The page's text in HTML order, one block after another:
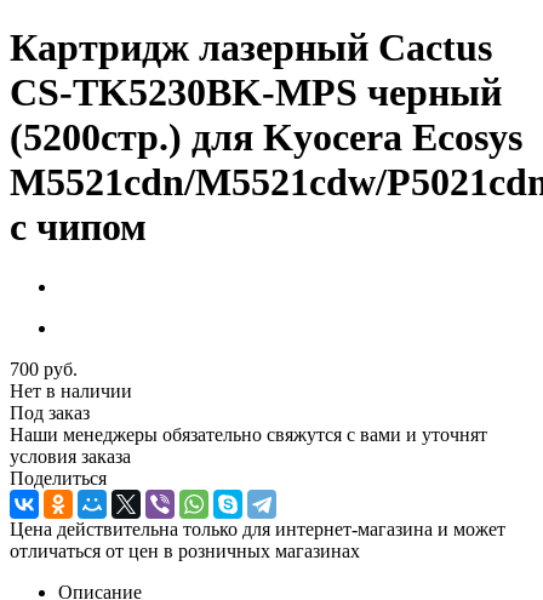
Картридж лазерный Cactus
CS-TK5230BK-MPS черный
(5200стр.) для Kyocera Ecosys
M5521cdn/M5521cdw/
с чипом
700 руб.
Нет в наличии
Под заказ
Наши менеджеры обязательно свяжутся с вами и уточнят
условия заказа
Поделиться
Цена действительна только для интернет-магазина и может
отличаться от цен в розничных магазинах
Описание